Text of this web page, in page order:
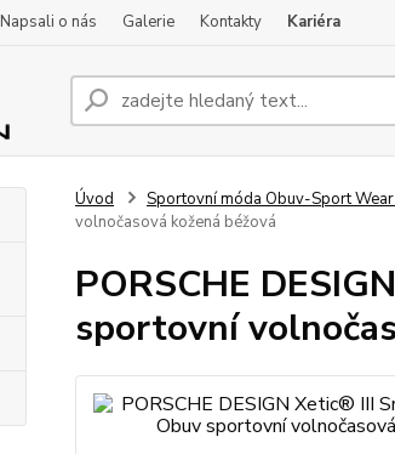
Napsali o nás Galerie Kontakty Kariéra
Úvod Sportovní móda Obuv-Sport
volnočasová kožená béžová
PORSCHE
sportovní